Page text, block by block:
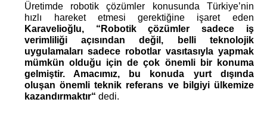
Üretimde robotik çözümler konusunda Türkiye’nin
hızlı hareket etmesi gerektiğine işaret eden
Karavelioğlu, “Robotik çözümler sadece iş
verimliliği açısından değil, belli teknolojik
uygulamaları sadece robotlar vasıtasıyla yapmak
mümkün olduğu için de çok önemli bir konuma
gelmiştir. Amacımız, bu konuda yurt dışında
oluşan önemli teknik referans ve bilgiyi ülkemize
kazandırmaktır“ dedi.